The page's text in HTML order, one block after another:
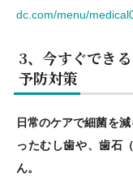
dc.com/menu/
3、今すぐでき
予防対策
日常のケアで細菌を
ったむし歯や、歯石
ん。